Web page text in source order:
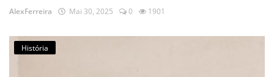
AlexFerreira Mai 30, 2025 0 1901
História